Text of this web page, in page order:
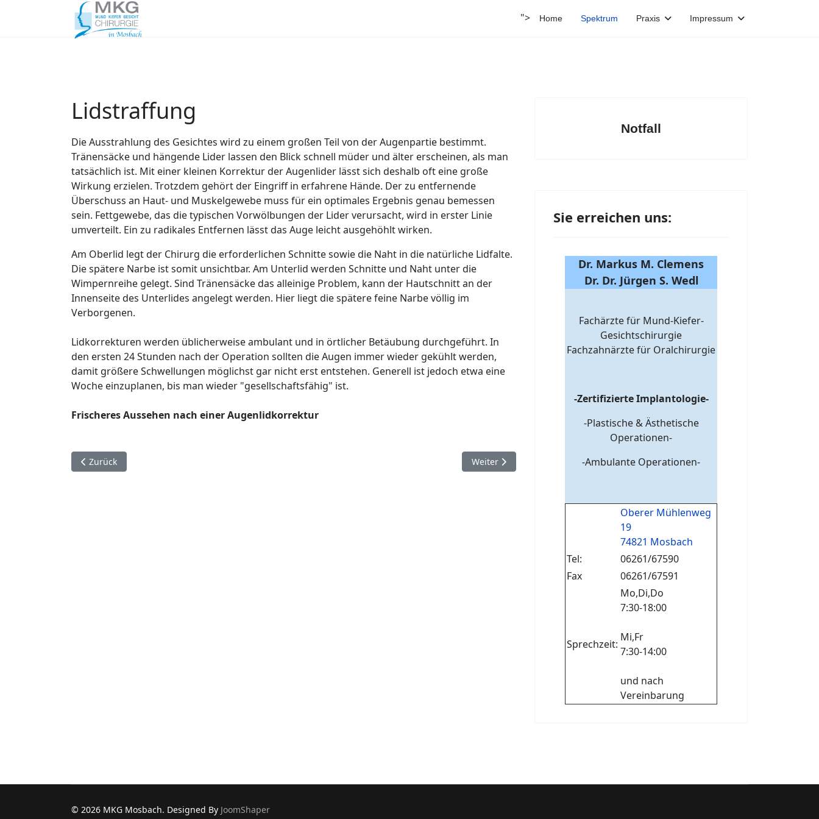
"> Home Spektrum Praxis Impressum
Lidstraffung
Die Ausstrahlung des Gesichtes wird zu einem großen Teil von der Augenpartie bestimmt.
Tränensäcke und hängende Lider lassen den Blick schnell müder und älter erscheinen, als man
tatsächlich ist. Mit einer kleinen Korrektur der Augenlider lässt sich deshalb oft eine große
Wirkung erzielen. Trotzdem gehört der Eingriff in erfahrene Hände. Der zu entfernende
Überschuss an Haut- und Muskelgewebe muss für ein optimales Ergebnis genau bemessen
sein. Fettgewebe, das die typischen Vorwölbungen der Lider verursacht, wird in erster Linie
umverteilt. Ein zu radikales Entfernen lässt das Auge leicht ausgehöhlt wirken.
Am Oberlid legt der Chirurg die erforderlichen Schnitte sowie die Naht in die natürliche Lidfalte.
Die spätere Narbe ist somit unsichtbar. Am Unterlid werden Schnitte und Naht unter die
Wimpernreihe gelegt. Sind Tränensäcke das alleinige Problem, kann der Hautschnitt an der
Innenseite des Unterlides angelegt werden. Hier liegt die spätere feine Narbe völlig im
Verborgenen.
Lidkorrekturen werden üblicherweise ambulant und in örtlicher Betäubung durchgeführt. In
den ersten 24 Stunden nach der Operation sollten die Augen immer wieder gekühlt werden,
damit größere Schwellungen möglichst gar nicht erst entstehen. Generell ist jedoch etwa eine
Woche einzuplanen, bis man wieder "gesellschaftsfähig" ist.
Frischeres Aussehen nach einer Augenlidkorrektur
Vorheriger Beitrag: Faltenbehandlung
Zurück Nächster Beitrag: Facelift
Weiter
Notfall
Sie erreichen uns:
Dr. Markus M. Clemens
Dr. Dr. Jürgen S. Wedl
Fachärzte für Mund-Kiefer-
Gesichtschirurgie
Fachzahnärzte für Oralchirurgie
-Zertifizierte Implantologie-
-Plastische & Ästhetische
Operationen-
-Ambulante Operationen-
Oberer Mühlenweg
19
74821 Mosbach
Tel:
06261/67590
Fax
06261/67591
Sprechzeit:
Mo,Di,Do
7:30-18:00
Mi,Fr
7:30-14:00
und nach
Vereinbarung
© 2026 MKG Mosbach. Designed By JoomShaper